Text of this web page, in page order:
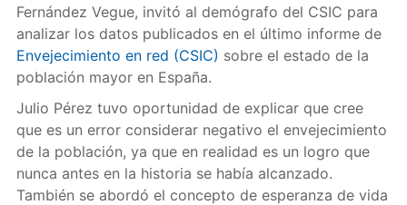
Fernández Vegue, invitó al demógrafo del CSIC para
analizar los datos publicados en el último informe de
Envejecimiento en red (CSIC) sobre el estado de la
población mayor en España.
Julio Pérez tuvo oportunidad de explicar que cree
que es un error considerar negativo el envejecimiento
de la población, ya que en realidad es un logro que
nunca antes en la historia se había alcanzado.
También se abordó el concepto de esperanza de vida